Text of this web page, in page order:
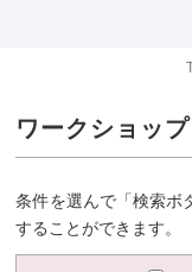
ワークショッ
条件を選んで「検索ボ
することができます。